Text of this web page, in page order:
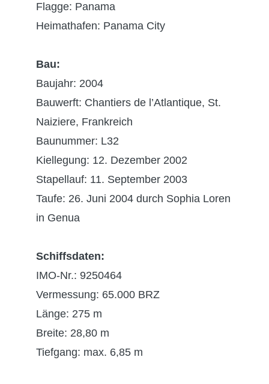
Flagge: Panama
Heimathafen: Panama City
Bau:
Baujahr: 2004
Bauwerft: Chantiers de l’Atlantique, St.
Naiziere, Frankreich
Baunummer: L32
Kiellegung: 12. Dezember 2002
Stapellauf: 11. September 2003
Taufe: 26. Juni 2004 durch Sophia Loren
in Genua
Schiffsdaten:
IMO-Nr.: 9250464
Vermessung: 65.000 BRZ
Länge: 275 m
Breite: 28,80 m
Tiefgang: max. 6,85 m